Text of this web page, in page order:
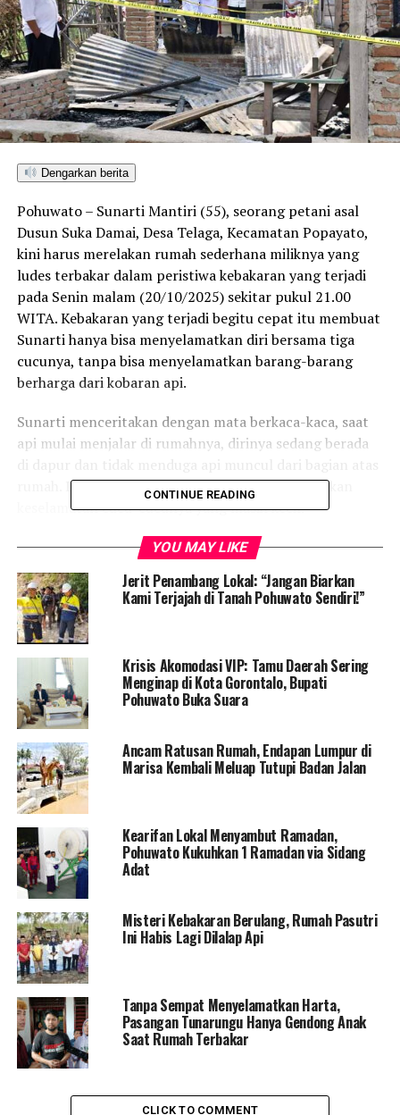
Dengarkan berita
Pohuwato – Sunarti Mantiri (55), seorang petani asal
Dusun Suka Damai, Desa Telaga, Kecamatan Popayato,
kini harus merelakan rumah sederhana miliknya yang
ludes terbakar dalam peristiwa kebakaran yang terjadi
pada Senin malam (20/10/2025) sekitar pukul 21.00
WITA. Kebakaran yang terjadi begitu cepat itu membuat
Sunarti hanya bisa menyelamatkan diri bersama tiga
cucunya, tanpa bisa menyelamatkan barang-barang
berharga dari kobaran api.
Sunarti menceritakan dengan mata berkaca-kaca, saat
api mulai menjalar di rumahnya, dirinya sedang berada
rumah. Dalam kepanikan, Sunarti hanya memikirkan
keselamatan cucu-cucunya yang masih kecil.
barang yang bisa diselamatkan,” ujar Sunarti sedih.
Setelah api mulai melahap seluruh rumah, warga sekitar
segera berdatangan untuk membantu memadamkan api.
Dua mobil tangki PDAM dan satu unit mobil damkar
turut dikerahkan. Api baru bisa dipadamkan sekitar
pukul 23.00 WITA. Meski demikian, sebagian dinding
rumah milik anak Sunarti, Hayani Nento, yang berada di
sampingnya, turut terbakar akibat percikan api.
Peristiwa ini mendapatkan perhatian langsung dari
Bupati Pohuwato, Saipul A. Mbuinga, yang didampingi
oleh Camat Popayato, Zulkifli Buludawa, Sekcam
(22/10/2025), mereka mengunjungi lokasi kejadian
untuk memberikan dukungan kepada Sunarti.
Bupati Saipul menyampaikan rasa prihatin dan empati
atas musibah yang menimpa warganya. “Kami sangat
prihatin atas musibah ini. Insyaallah akan dapat kami
pikirkan, dengan keterbatasan anggaran yang ada, dan
kami pun tidak berjanji. Mudah-mudahan juga ada
bantuan dari pihak lain untuk meringankan beban ibu
Sunarti,” ungkap Bupati Saipul.
Selain itu, Bupati Saipul mengimbau masyarakat untuk
senantiasa waspada terhadap potensi kebakaran,
CONTINUE READING
YOU MAY LIKE
Jerit Penambang Lokal: “Jangan Biarkan
Kami Terjajah di Tanah Pohuwato Sendiri!”
Krisis Akomodasi VIP: Tamu Daerah Sering
Menginap di Kota Gorontalo, Bupati
Pohuwato Buka Suara
Ancam Ratusan Rumah, Endapan Lumpur di
Marisa Kembali Meluap Tutupi Badan Jalan
Kearifan Lokal Menyambut Ramadan,
Pohuwato Kukuhkan 1 Ramadan via Sidang
Adat
Misteri Kebakaran Berulang, Rumah Pasutri
Ini Habis Lagi Dilalap Api
Tanpa Sempat Menyelamatkan Harta,
Pasangan Tunarungu Hanya Gendong Anak
Saat Rumah Terbakar
CLICK TO COMMENT